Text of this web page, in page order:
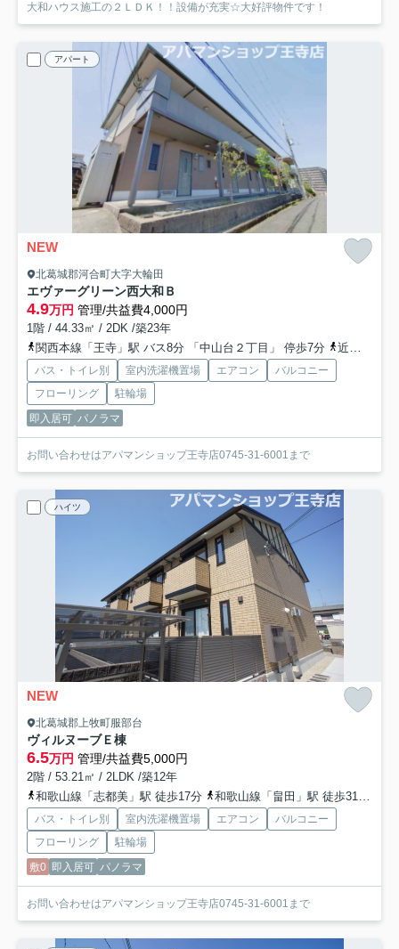
大和ハウス施工の２ＬＤＫ！！設備が充実☆大好評物件です！
アパート
NEW
北葛城郡河合町大字大輪田
エヴァーグリーン西大和Ｂ
4.9万円 管理/共益費4,000円
1階 / 44.33㎡ / 2DK /築23年
関西本線「王寺」駅 バス8分 「中山台２丁目」 停歩7分
近鉄田原本線「大輪田」駅 徒歩2分
バス・トイレ別 室内洗濯機置場 エアコン
バルコニー
フローリング
駐輪場
即入居可 パノラマ
お問い合わせはアパマンショップ王寺店0745-31-6001まで
ハイツ
NEW
北葛城郡上牧町服部台
ヴィルヌーブＥ棟
6.5万円 管理/共益費5,000円
2階 / 53.21㎡ / 2LDK /築12年
和歌山線「志都美」駅 徒歩17分
和歌山線「畠田」駅 徒歩31分
バス・トイレ別 室内洗濯機置場 エアコン
バルコニー
フローリング
駐輪場
敷0 即入居可 パノラマ
お問い合わせはアパマンショップ王寺店0745-31-6001まで